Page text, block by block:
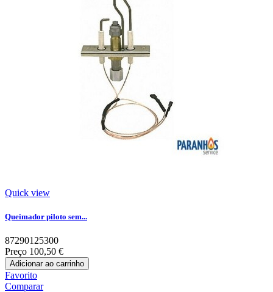
Quick view
Queimador piloto sem...
87290125300
Preço 100,50 €
Adicionar ao carrinho
Favorito
Comparar